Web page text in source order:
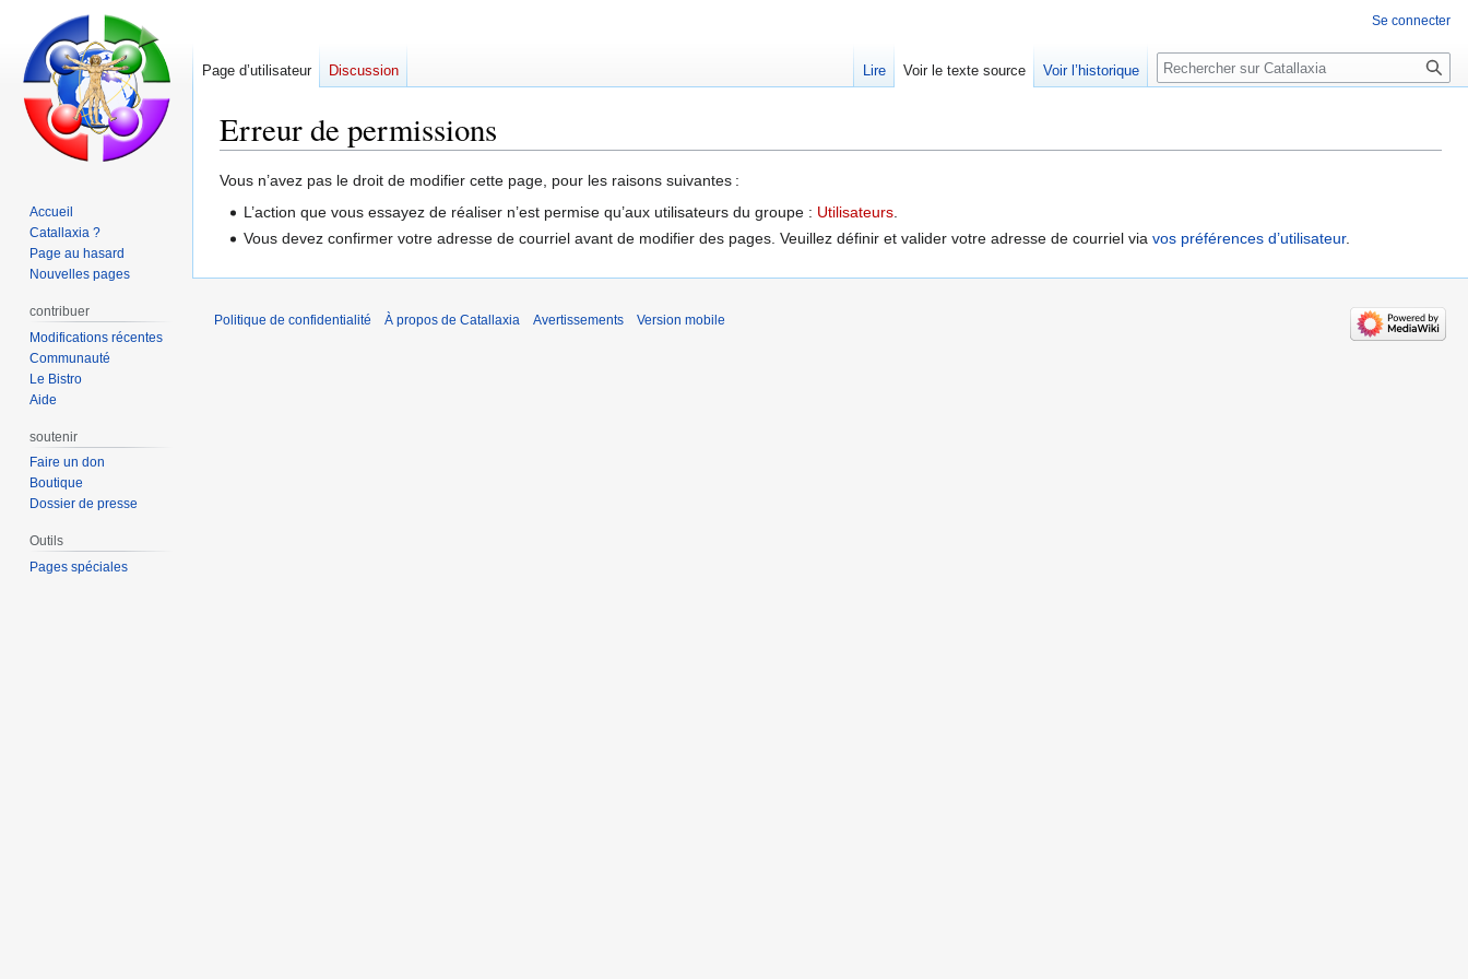
Erreur de permissions
Aller
Aller
Vous n’avez pas le droit de modifier cette page, pour les raisons suivantes :
L’action que vous essayez de réaliser n’est permise qu’aux utilisateurs du groupe : Utilisateurs.
Vous devez confirmer votre adresse de courriel avant de modifier des pages. Veuillez définir et valider votre adresse de courriel viavos préférences d’utilisateur.
Se connecter
Page d’utilisateur Discussion Lire Voir le texte source Voir l’historique Rechercher
Accueil
Catallaxia ?
Page au hasard
Nouvelles pages
contribuer
Modifications récentes
Communauté
Le Bistro
Aide
soutenir
Faire un don
Boutique
Dossier de presse
Outils
Pages spéciales
Politique de confidentialité À propos de Catallaxia Avertissements Version mobile